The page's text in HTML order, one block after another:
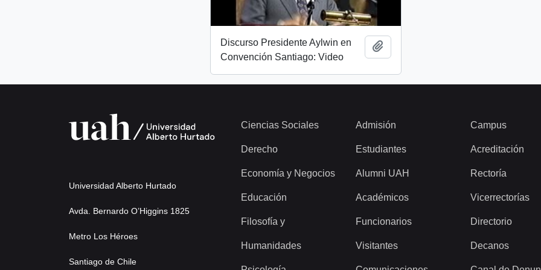
Discurso Presidente Aylwin en
Convención Santiago: Video
Universidad Alberto Hurtado
Avda. Bernardo O’Higgins 1825
Metro Los Héroes
Santiago de Chile
Ciencias Sociales
Derecho
Economía y Negocios
Educación
Filosofía y
Humanidades
Admisión
Estudiantes
Alumni UAH
Académicos
Funcionarios
Visitantes
Campus
Acreditación
Rectoría
Vicerrectorías
Directorio
Decanos